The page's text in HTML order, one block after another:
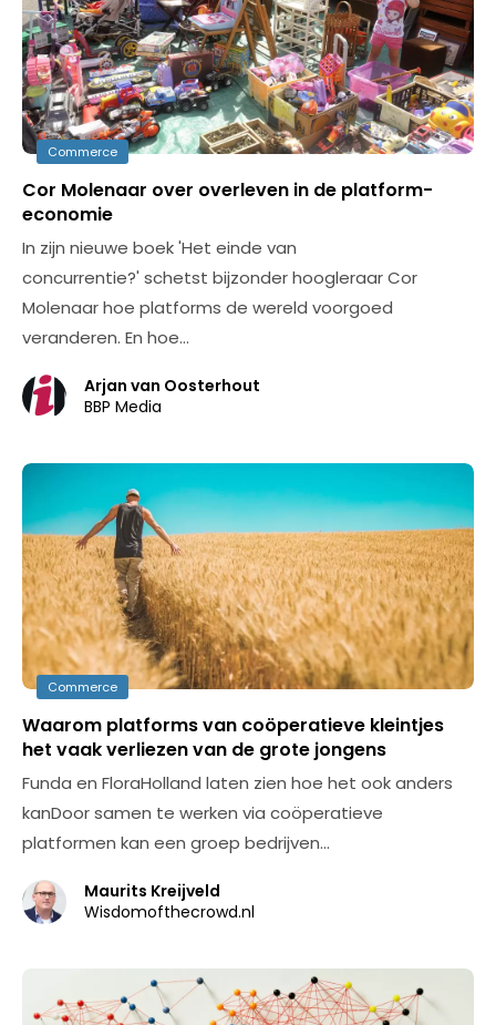
Commerce
Cor Molenaar over overleven in de platform-
economie
In zijn nieuwe boek 'Het einde van
concurrentie?' schetst bijzonder hoogleraar Cor
Molenaar hoe platforms de wereld voorgoed
veranderen. En hoe…
Arjan van Oosterhout
BBP Media
Commerce
Waarom platforms van coöperatieve kleintjes
het vaak verliezen van de grote jongens
Funda en FloraHolland laten zien hoe het ook anders
kanDoor samen te werken via coöperatieve
platformen kan een groep bedrijven…
Maurits Kreijveld
Wisdomofthecrowd.nl